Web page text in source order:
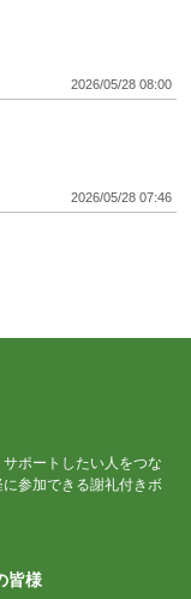
2026/05/28 08:00
2026/05/28 07:46
グ」
グ」
ポートしたい人をつな
参加できる謝礼付きボ
皆様